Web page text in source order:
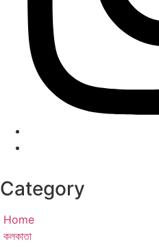
Category
Home
কলকাতা